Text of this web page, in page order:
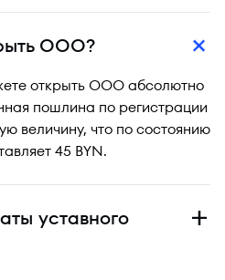
ООО?
открыть ООО абсолютно
пошлина по регистрации
величину, что по состоянию
45 BYN.
уставного